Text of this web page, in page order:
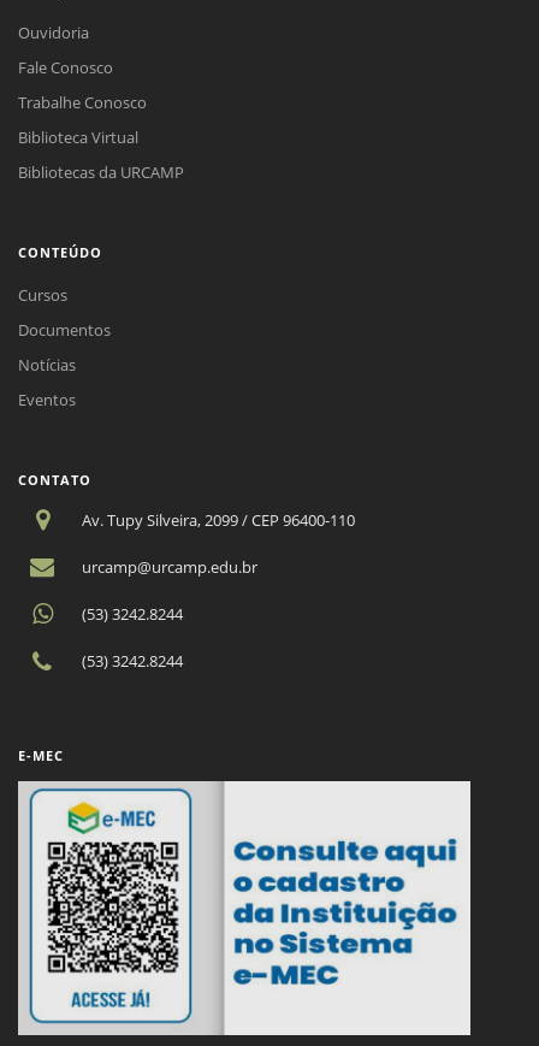
Ouvidoria
Fale Conosco
Trabalhe Conosco
Biblioteca Virtual
Bibliotecas da URCAMP
CONTEÚDO
Cursos
Documentos
Notícias
Eventos
CONTATO
Av. Tupy Silveira, 2099 / CEP 96400-110
urcamp@urcamp.edu.br
(53) 3242.8244
(53) 3242.8244
E-MEC